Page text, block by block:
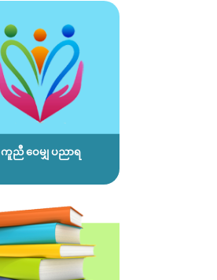
ကူညီ ဝေမျှ ပညာရ